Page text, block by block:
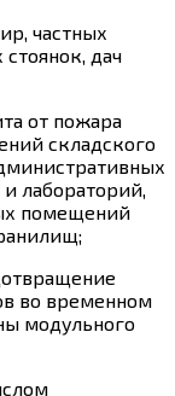
частных
дач
от пожара
складского
лабораторий,
помещений
во временном
модульного